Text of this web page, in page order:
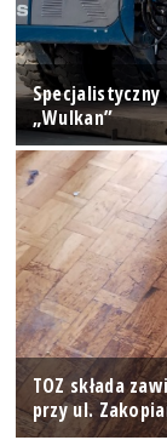
Specjalistyczny
„Wulkan”
TOZ składa
przy ul.